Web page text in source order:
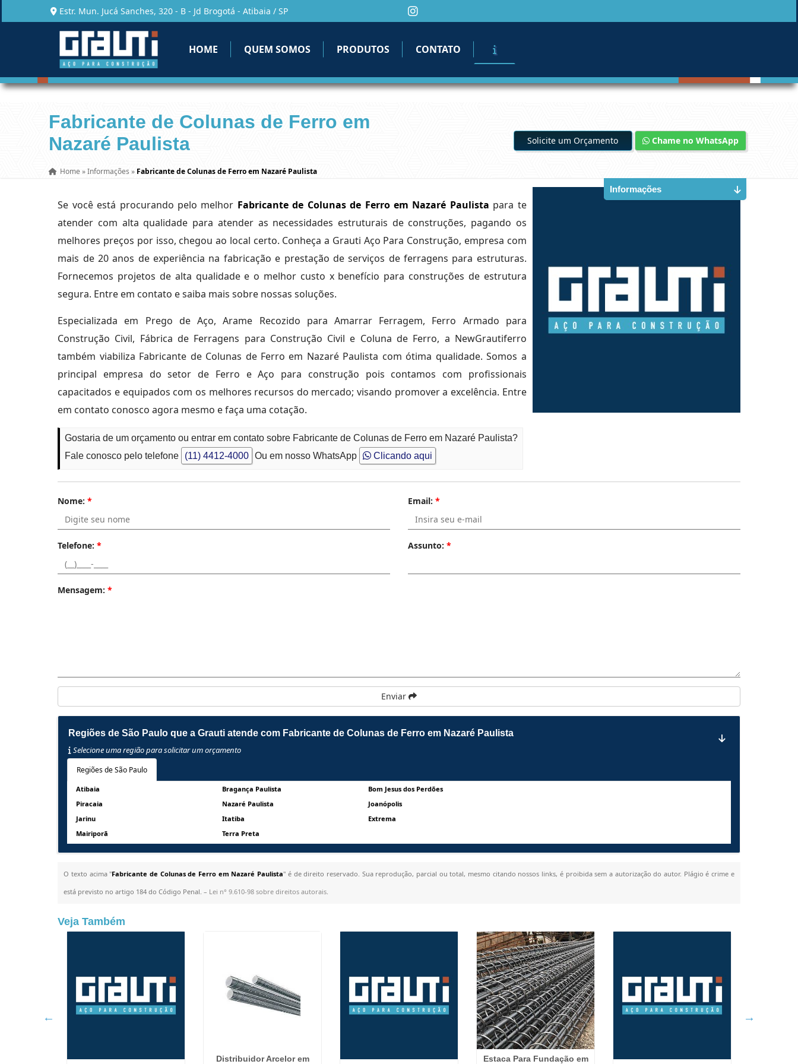
Estr. Mun. Jucá Sanches, 320 - B - Jd Brogotá - Atibaia / SP
HOME QUEM SOMOS PRODUTOS CONTATO
Fabricante de Colunas de Ferro em
Nazaré Paulista
Home»Informações » Fabricante de Colunas de Ferro em Nazaré Paulista
Solicite um Orçamento Chame no WhatsApp
Se você está procurando pelo melhor Fabricante de Colunas de Ferro em Nazaré Paulista para te
atender com alta qualidade para atender as necessidades estruturais de construções, pagando os
melhores preços por isso, chegou ao local certo. Conheça a Grauti Aço Para Construção, empresa com
mais de 20 anos de experiência na fabricação e prestação de serviços de ferragens para estruturas.
Fornecemos projetos de alta qualidade e o melhor custo x benefício para construções de estrutura
segura. Entre em contato e saiba mais sobre nossas soluções.
Especializada em Prego de Aço, Arame Recozido para Amarrar Ferragem, Ferro Armado para
Construção Civil, Fábrica de Ferragens para Construção Civil e Coluna de Ferro, a NewGrautiferro
também viabiliza Fabricante de Colunas de Ferro em Nazaré Paulista com ótima qualidade. Somos a
principal empresa do setor de Ferro e Aço para construção pois contamos com profissionais
capacitados e equipados com os melhores recursos do mercado; visando promover a excelência. Entre
em contato conosco agora mesmo e faça uma cotação.
Gostaria de um orçamento ou entrar em contato sobre Fabricante de Colunas de Ferro em Nazaré Paulista?
Fale conosco pelo telefone
(11) 4412-4000 Ou em nosso WhatsApp Clicando aqui
Nome:* Email: *
Telefone:* Assunto: *
Mensagem:*
Enviar
Regiões de São Paulo que a Grauti atende com Fabricante de Colunas de Ferro em Nazaré Paulista
Selecione uma região para solicitar um orçamento
Regiões de São Paulo
Atibaia Bragança Paulista
Bom Jesus dos Perdões
Piracaia
Nazaré Paulista
Joanópolis
Jarinu
Itatiba
Extrema
Mairiporã
Terra Preta
O texto acima "Fabricante de Colunas de Ferro em Nazaré Paulista" é de direito reservado. Sua reprodução, parcial ou total, mesmo citando nossos links, é proibida sem a autorização do autor. Plágio é crime e
está previsto no artigo 184 do Código Penal. – Lei n° 9.610-98 sobre direitos autorais.
Informações
Veja Também
Distribuidor Arcelor em
Estaca Para Fundação em